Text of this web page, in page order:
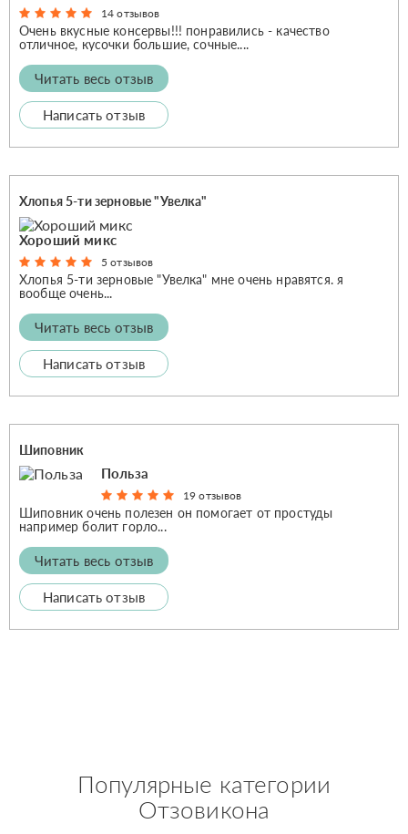
14 отзывов
Очень вкусные консервы!!! понравились - качество
отличное, кусочки большие, сочные....
Читать весь отзыв
Написать отзыв
Хлопья 5-ти зерновые "Увелка"
Хороший микс
5 отзывов
Хлопья 5-ти зерновые "Увелка" мне очень нравятся. я
вообще очень...
Читать весь отзыв
Написать отзыв
Шиповник
Польза
19 отзывов
Шиповник очень полезен он помогает от простуды
например болит горло...
Читать весь отзыв
Написать отзыв
Популярные категории
Отзовикона